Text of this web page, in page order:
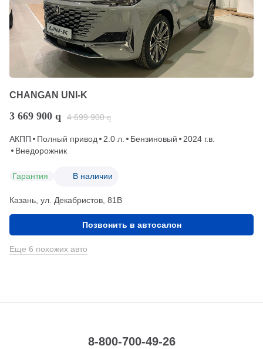
CHANGAN UNI-K
3 669 900 q 4 699 900 q
АКПП Полный привод 2.0 л. Бензиновый
2024 г.в.
Внедорожник
Гарантия В наличии
Казань, ул. Декабристов, 81В
Позвонить в автосалон
Еще 6 похожих авто
8-800-700-49-26